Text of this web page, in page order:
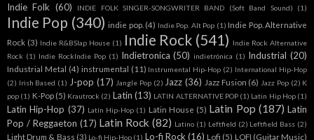
Indie Folk (60) INDIE FOLK SINGER-SONGWRITER BAND (Soft Band Sound) (1)
Indie Pop (340) indie pop. (4) Indie Pop. Alt Pop (1) Indie Pop. Alternative
Rock (3) Indie R&BSlap House (1) Indie Rock (541) Indie Rock Alternative
Rock (1) Indie RockIndie Pop (1) Indietronica (50) indietrónica (1) Industrial (20)
Industrial Metal (4) instrumental (11) Instrumental Hip-Hop (2) International Hip-Hop
(2) Irish Based (1) J-pop (17) Jangle Pop (2) Jazz (36) Jazz Fusion (6) Jazz Pop (2) K
pop (1) K-Pop (5) Krautrock (2) Latin (13) LATIN ALTERNATIVE POP (1) Latin Hip Hop (1)
Latin Hip-Hop (37) Latín Hip-Hop (1) Latin House (5) Latin Pop (187) Latin
Pop / Reggaeton (17) Latin Rock (82) Latino (1) Leftfield (2) Leftfield Bass (2)
Light Drum & Bass (3) Lo-fi Hip-Hop (1) Lo-fi Rock (16) Lofi (5) LOFI (Guitar Music)